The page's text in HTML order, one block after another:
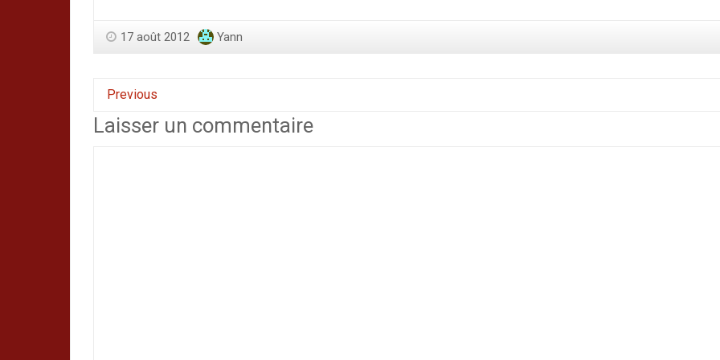
17 août 2012 Yann
Previous
Laisser un commentaire